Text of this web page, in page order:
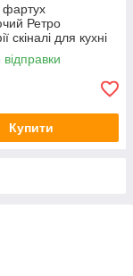
фартух
Ретро
скіналі для кухні
Вінтаж
мм
Купити